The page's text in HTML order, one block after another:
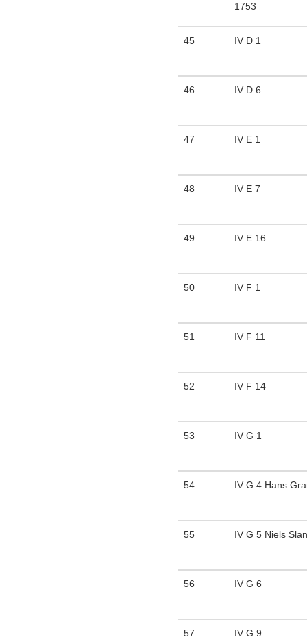
1753
45 IV D 1
46 IV D 6
47 IV E 1
48 IV E 7
49 IV E 16
50 IV F 1
51 IV F 11
52 IV F 14
53 IV G 1
54 IV G 4 Hans
55 IV G 5 Niels
56 IV G 6
57 IV G 9